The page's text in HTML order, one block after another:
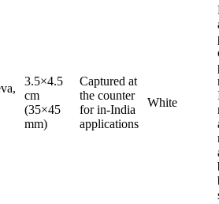
3.5×4.5
cm
(35×45
mm)
Captured at
the counter
for in-India
applications
White